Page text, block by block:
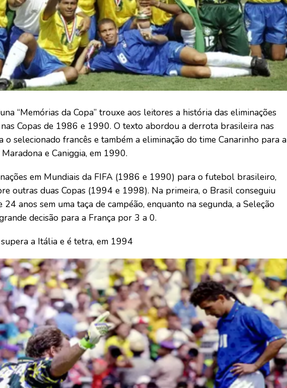
“Memórias da Copa” trouxe aos leitores a história das eliminações
Copas de 1986 e 1990. O texto abordou a derrota brasileira nas
o selecionado francês e também a eliminação do time Canarinho para a
e Caniggia, em 1990.
em Mundiais da FIFA (1986 e 1990) para o futebol brasileiro,
outras duas Copas (1994 e 1998). Na primeira, o Brasil conseguiu
anos sem uma taça de campéão, enquanto na segunda, a Seleção
decisão para a França por 3 a 0.
a Itália e é tetra, em 1994